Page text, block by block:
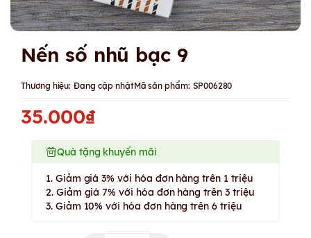
Nến số nhũ bạc 9
Thương hiệu: Đang cập nhậtMã sản phẩm: SP006280
35.000₫
Quà tặng khuyến mãi
1. Giảm giá 3% với hóa đơn hàng trên 1 triệu
2. Giảm giá 7% với hóa đơn hàng trên 3 triệu
3. Giảm 10% với hóa đơn hàng trên 6 triệu